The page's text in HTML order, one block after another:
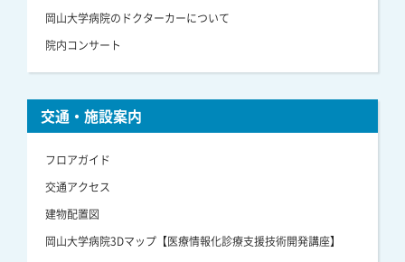
岡山大学病院のドクターカーについて
院内コンサート
交通・施設案内
フロアガイド
交通アクセス
建物配置図
岡山大学病院3Dマップ【医療情報化診療支援技術開発講座】